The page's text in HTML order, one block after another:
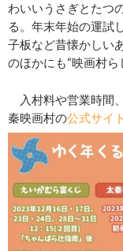
わいいうさぎとたつ
る。年末年始の運試
子板など昔懐かしい
のほかにも“映画村ら
入村料や営業時間
秦映画村の公式サイト